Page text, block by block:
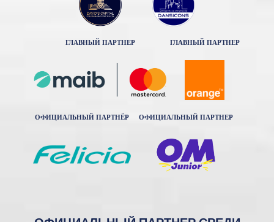
ГЛАВНЫЙ ПАРТНЕР ГЛАВНЫЙ ПАРТНЕР
ОФИЦИАЛЬНЫЙ ПАРТНЁР ОФИЦИАЛЬНЫЙ ПАРТНЕР